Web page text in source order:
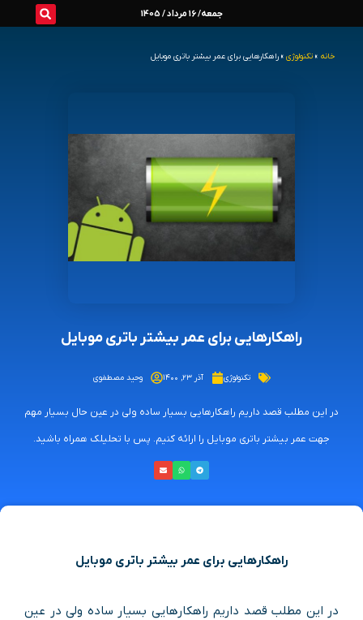
جمعه/ 16 مرداد / 1405
خانه » تکنولوژی » راهکارهایی برای عمر بیشتر باتری موبایل
راهکارهایی برای عمر بیشتر باتری موبایل
تکنولوژی آذر ۲۳, ۱۴۰۰ وحید مصطفوی
در این مطلب قصد داریم راهکارهایی بسیار ساده ولی در عین حال بسیار مهم
جهت عمر بیشتر باتری موبایل را ارائه کنیم. پس با تحلیلک همراه باشید.
راهکارهایی برای عمر بیشتر باتری موبایل
در این مطلب قصد داریم راهکارهایی بسیار ساده ولی در عین